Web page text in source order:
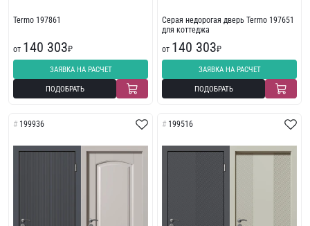
Termo 197861
от 140 303₽
ЗАЯВКА НА РАСЧЕТ
ПОДОБРАТЬ
Серая недорогая дверь Termo 197651
для коттеджа
от 140 303₽
ЗАЯВКА НА РАСЧЕТ
ПОДОБРАТЬ
199936 199516